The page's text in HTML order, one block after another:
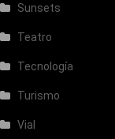
Sunsets
Teatro
Tecnología
Turismo
Vial